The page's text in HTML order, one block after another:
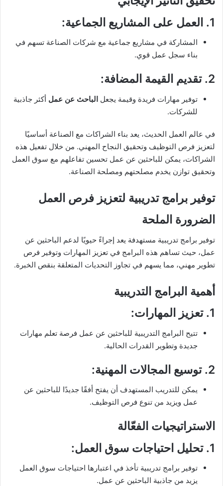
1. العمل على المشاريع الجماعية:
المشاركة في مشاريع جماعية مع شركات الصناعة تسهم في
بناء سجل عمل قوي.
2. تقديم القيمة المضافة:
توفير مهارات فريدة وقيمة يجعل الباحث عن عمل أكثر جاذبية
للشركات.
في عالم العمل الحديث، يعد بناء الشراكات مع الصناعة أساسيًا
لتعزيز فرص التوظيف وتحقيق النجاح المهني. من خلال تفعيل هذه
الشراكات، يمكن للباحثين عن عمل تحسين تفاعلهم مع سوق العمل
وتحقيق توازن يخدم مصلحتهم ومصلحة الصناعة.
توفير برامج تدريبية لتعزيز فرص العمل
الضرورة الملحة
توفير برامج تدريبية مستهدفة يعد إجراءً حيويًا لدعم الباحثين عن
عمل، حيث تساهم هذه البرامج في تعزيز المهارات وتوفير فرص
تطوير مهني، مما يسهم في تجاوز التحديات المتعلقة بنقص الخبرة.
أهمية البرامج التدريبية
1. تعزيز المهارات:
تتيح البرامج التدريبية للباحثين عن عمل فرصة تعلم مهارات
جديدة وتطوير القدرات الحالية.
2. توسيع المجالات المهنية:
يمكن للتدريب المستهدف أن يفتح أفقًا جديدًا للباحثين عن
عمل ويزيد من تنوع فرص التوظيف.
الاستراتيجيات الفعّالة
1. تحليل احتياجات سوق العمل:
توفير برامج تدريبية تأخذ في اعتبارها احتياجات سوق العمل
يزيد من جاذبية الباحثين عن عمل.